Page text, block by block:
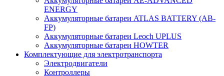
ENERGY
Аккумуляторные батареи ATLAS BATTERY (AB-
FP)
Аккумуляторные батареи Leoch UPLUS
Аккумуляторные батареи HOWTER
Комплектующие для электротранспорта
Электродвигатели
Контроллеры